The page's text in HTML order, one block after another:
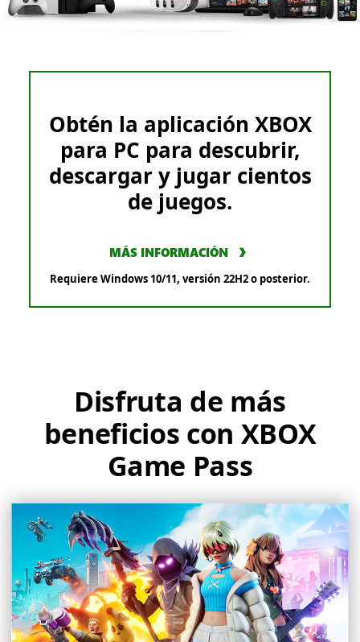
Obtén la aplicación XBOX
para PC para descubrir,
descargar y jugar cientos
de juegos.
MÁS INFORMACIÓN
Requiere Windows 10/11, versión 22H2 o posterior.
Disfruta de más
beneficios con XBOX
Game Pass